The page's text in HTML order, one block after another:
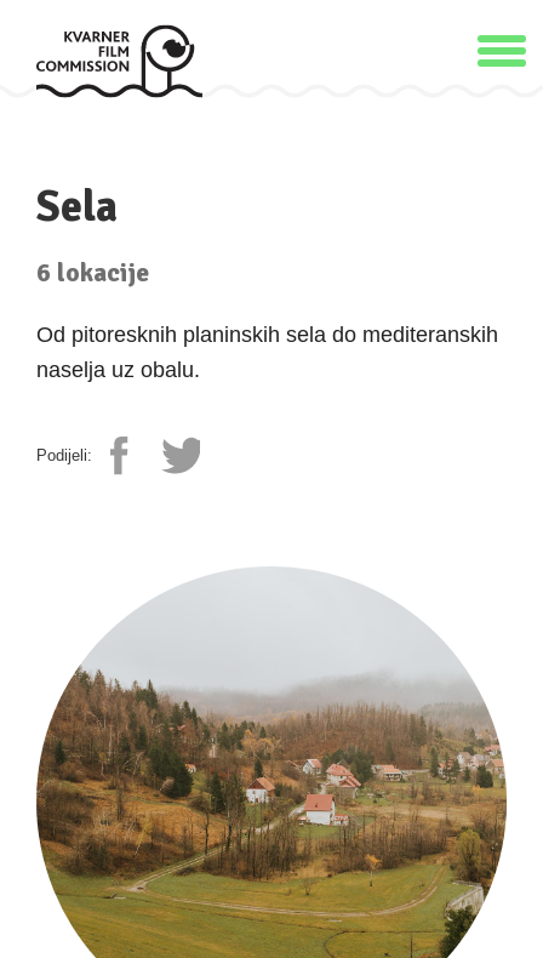
Sela
6 lokacije
Od pitoresknih planinskih sela do mediteranskih
naselja uz obalu.
Podijeli: